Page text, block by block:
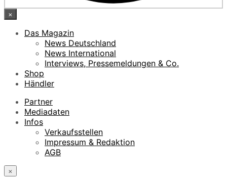
×
Das Magazin
News Deutschland
News International
Interviews, Pressemeldungen & Co.
Shop
Händler
Partner
Mediadaten
Infos
Verkaufsstellen
Impressum & Redaktion
AGB
×